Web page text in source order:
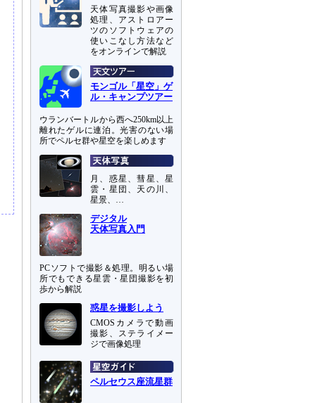
天体写真撮影や画像
処理、アストロアー
ツのソフトウェアの
使いこなし方法など
をオンラインで解説
モンゴル「星空」ゲ
ル・キャンプツアー
ウランバートルから西へ250km以上
離れたゲルに連泊。光害のない場
所でペルセ群や星空を楽しめます
月、惑星、彗星、星
雲・星団、天の川、
星景、…
デジタル
天体写真入門
PCソフトで撮影＆処理。明るい場
所でもできる星雲・星団撮影を初
歩から解説
惑星を撮影しよう
CMOSカメラで動画
撮影、ステライメー
ジで画像処理
ペルセウス座流星群